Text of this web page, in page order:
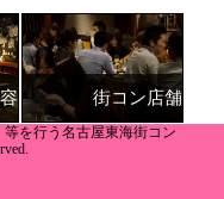
街コン店舗
を行う名古屋東海街コン